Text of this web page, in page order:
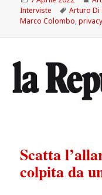
il
Interviste
Tag
Arturo Di
Marco Colombo,
Scatta
colpita da